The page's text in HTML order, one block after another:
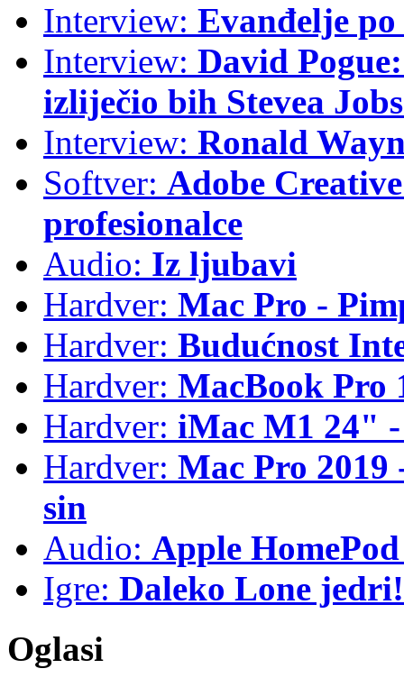
Interview: Evanđelje
Interview: David
izliječio bih Stevea
Interview: Ronald
Softver: Adobe
profesionalce
Audio: Iz ljubavi
Hardver: Mac Pro -
Hardver: Budućnost
Hardver: MacBook Pro
Hardver: iMac M1 24"
Hardver: Mac Pro
sin
Audio: Apple
Igre: Daleko Lone jedri!
Oglasi